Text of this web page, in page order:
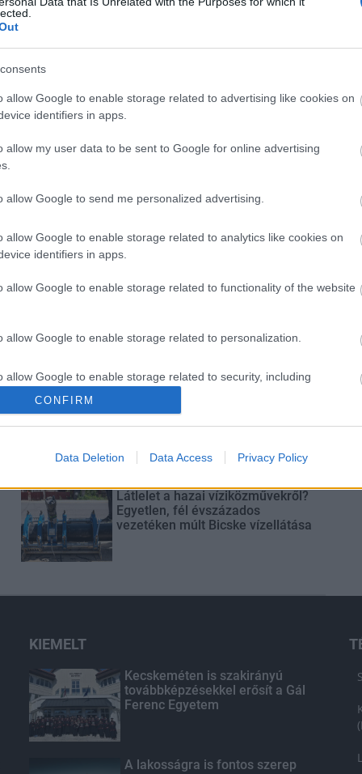
allow Google to enable storage related to advertising like cookies on
identifiers in apps.
allow my user data to be sent to Google for online advertising
allow Google to send me personalized advertising.
allow Google to enable storage related to analytics like cookies on
identifiers in apps.
allow Google to enable storage related to functionality of the website
allow Google to enable storage related to personalization.
allow Google to enable storage related to security, including
functionality and fraud prevention, and other user protection.
CONFIRM
Data Deletion Data Access Privacy Policy
be a Flórián téri felüljárón
mérföldköve a felülvizsgálat
árnyékában?
Látlelet a hazai víziközművekről?
Egyetlen, fél évszázados
vezetéken múlt Bicske vízellátása
KIEMELT
Kecskeméten is szakirányú
továbbképzésekkel erősít a Gál
Ferenc Egyetem
A lakosságra is fontos szerep